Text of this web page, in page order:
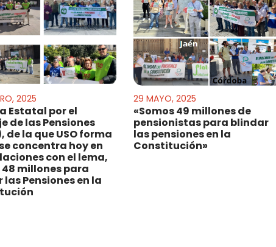
2025
Estatal por el
de las Pensiones
de la que USO forma
concentra hoy en
con el lema,
48 millones para
las Pensiones en la
29 MAYO, 2025
«Somos 49 millones de
pensionistas para blindar
las pensiones en la
Constitución»